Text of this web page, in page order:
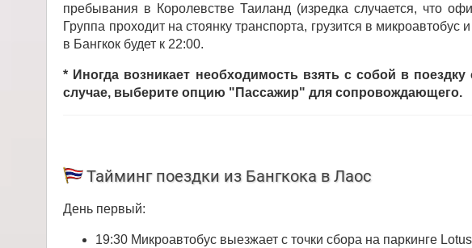
пребывания в Королевстве Таиланд (изредка случается, что
Группа проходит на стоянку транспорта, грузится в
в Бангкок будет к 22:00.
* Иногда возникает необходимость взять с собой в
случае, выберите опцию "Пассажир" для сопровождающего.
Тайминг поездки из Бангкока в Лаос
День первый:
19:30 Микроавтобус выезжает с точки сбора на паркинге